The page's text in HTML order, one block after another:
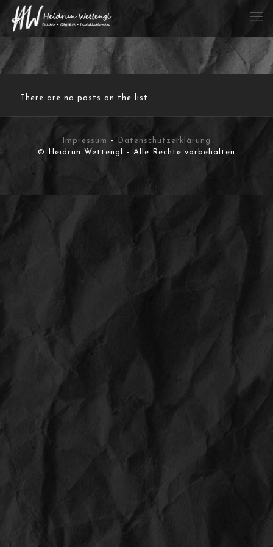
There are no posts on the list.
Impressum –
Datenschutzerklärung
© Heidrun Wettengl – Alle Rechte vorbehalten